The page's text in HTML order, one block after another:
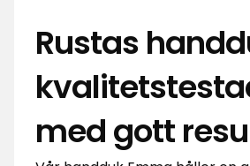
Rustas
med gott